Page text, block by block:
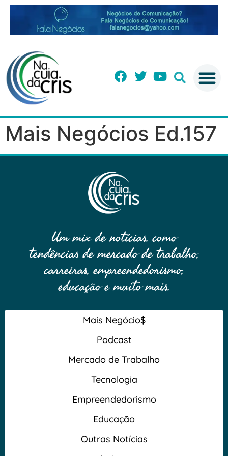
Mais Negócios Ed.157
Um mix de notícias, como
tendências de mercado de trabalho,
carreiras, empreendedorismo,
educação e muito mais.
Mais Negócio$
Podcast
Mercado de Trabalho
Tecnologia
Empreendedorismo
Educação
Outras Notícias